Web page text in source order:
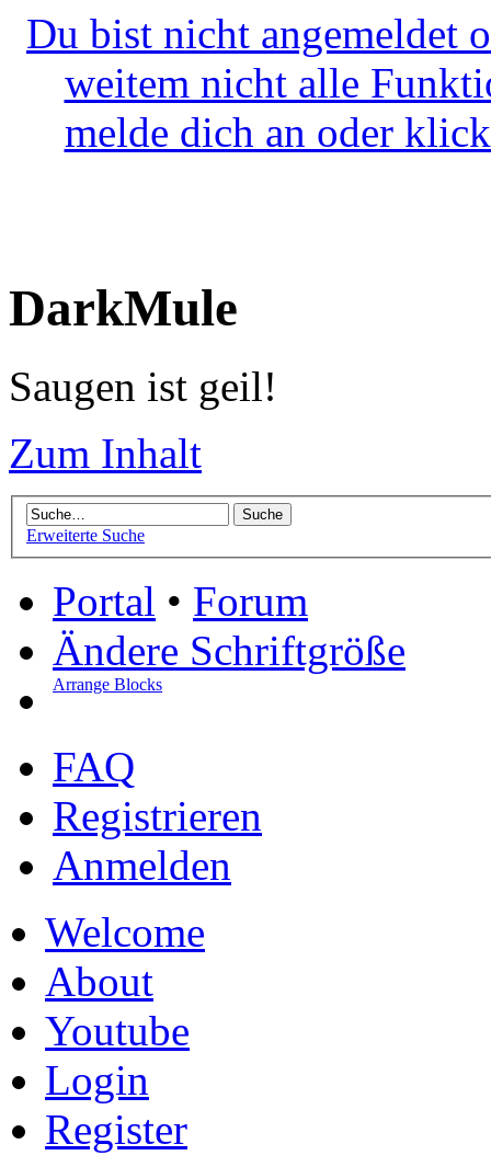
Du bist nicht angemeldet
weitem nicht alle
melde dich an oder
DarkMule
Saugen ist geil!
Zum Inhalt
Erweiterte Suche
Portal • Forum
Ändere Schriftgröße
Arrange Blocks
FAQ
Registrieren
Anmelden
Welcome
About
Youtube
Login
Register